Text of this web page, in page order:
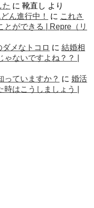
た に 靴直し より
ん進行中！
に これさ
とができる | Repre（リ
メなトコロ に 結婚相
ないですよね？？ |
っていますか？ に 婚活
はこうしましょう |